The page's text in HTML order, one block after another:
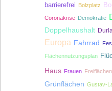
barrierefrei Bolzplatz
Coronakrise Demokratie
Doppelhaushalt
Europa Fahrrad
Flächennutzungsplan
Haus Frauen Freiflächen
Grünflächen Gustav-